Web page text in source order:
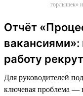
горлышек» и
Отчёт
работу
Для руководителей
ключевая проблема —